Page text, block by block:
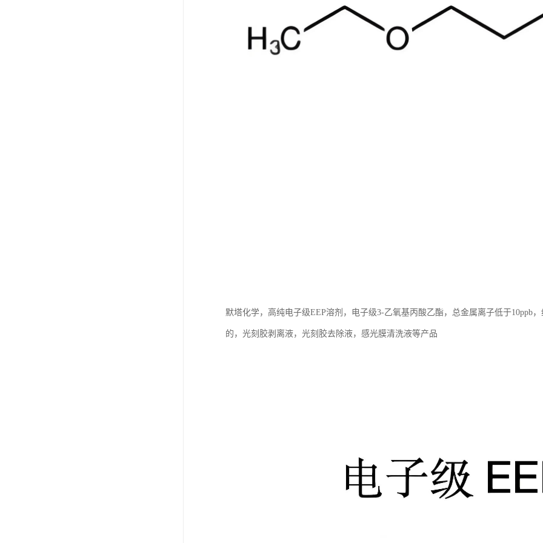
默塔化学，高纯电子级EEP溶剂，电子级3-乙氧基丙酸乙酯，总金属离子低于10ppb
的，光刻胶剥离液，光刻胶去除液，感光膜清洗液等产品